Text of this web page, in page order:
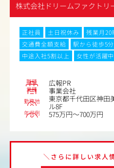
株式会社ドリームファクトリ
正社員 土日祝休み 残業月20
交通費全額支給
駅から徒歩5
中途入社5割以上
女性が活躍中
職種 広報PR
業種 事業会社
勤務地
東京都千代田区神田
ル8F
年収例 575万円～700万円
＼さらに詳しい求人